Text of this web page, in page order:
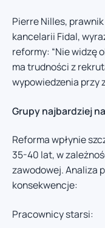
Pierre Nilles,
kancelarii Fidal,
reformy: “Nie widzę
ma trudności z
wypowiedzenia przy
Grupy najbardziej
Reforma wpłynie
35-40 lat, w
zawodowej. Analiza
konsekwencje:
Pracownicy starsi: